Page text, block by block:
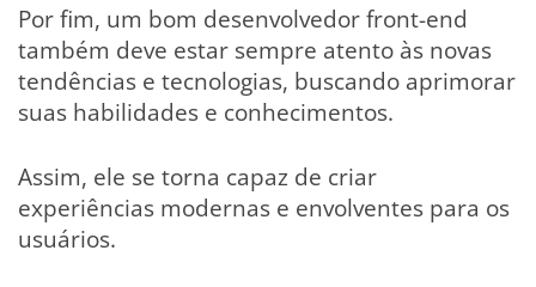
Por fim, um bom desenvolvedor front-end
também deve estar sempre atento às novas
tendências e tecnologias, buscando aprimorar
suas habilidades e conhecimentos.
Assim, ele se torna capaz de criar
experiências modernas e envolventes para os
usuários.